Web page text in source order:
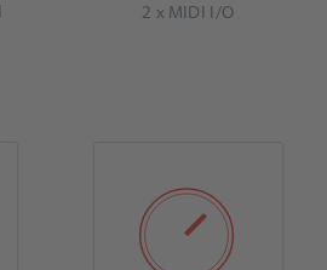
2 x MIDI I/O